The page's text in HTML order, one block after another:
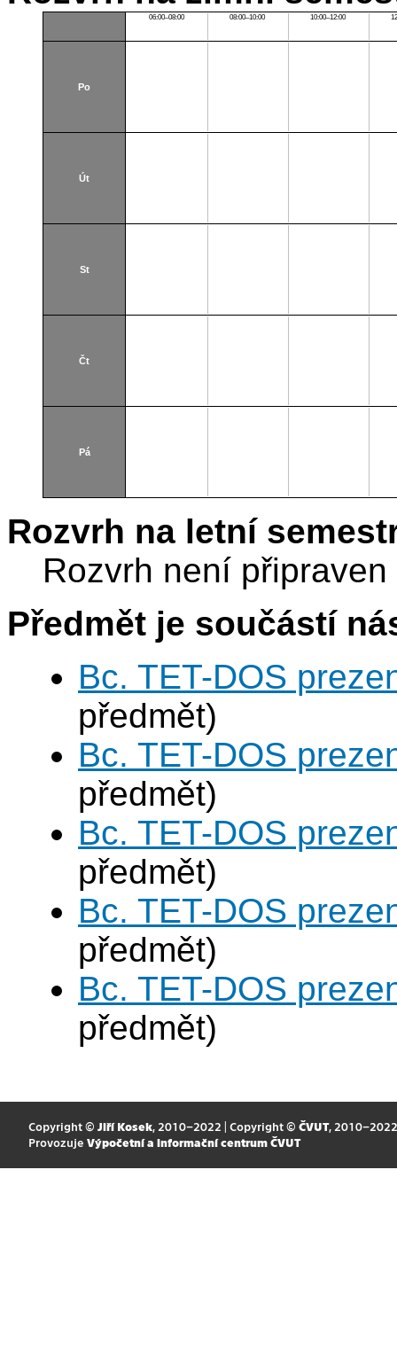
06:00–08:00 08:00–10:00 10:00–12:00
Po
Út
St
Čt
Pá
Rozvrh na letní
Rozvrh není připraven
Předmět je součástí
Bc. TET-DOS
předmět)
Bc. TET-DOS
předmět)
Bc. TET-DOS
předmět)
Bc. TET-DOS
předmět)
Bc. TET-DOS
předmět)
Copyright © Jiří Kosek, 2010–2022 | Copyright © ČVUT, 2010–2022
Provozuje Výpočetní a informační centrum ČVUT